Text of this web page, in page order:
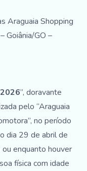
Araguaia Shopping
Goiânia/GO –
”, doravante
pelo “Araguaia
no período
dia 29 de abril de
enquanto houver
física com idade